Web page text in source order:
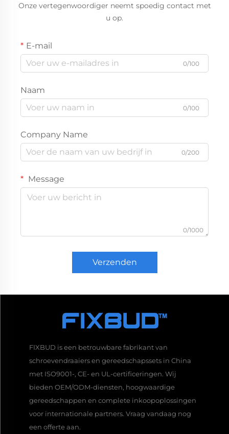
Onze vertegenwoordiger neemt spoedig contact met
u op.
E-mail
0/100
Naam
0/100
Company Name
0/200
Message
0/1000
Verzenden
FIXBUD is een betrouwbare fabrikant van
schroevendraaiers en gereedschapssets in China
met ISO9001-, CE- en UL-certificeringen. Wij
bieden OEM/ODM-diensten, hoogwaardige
gereedschappen en complete inkoopoplossingen
voor internationale partners. Vraag vandaag nog
een offerte aan.